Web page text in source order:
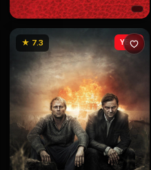
★ 7.3 YENİ